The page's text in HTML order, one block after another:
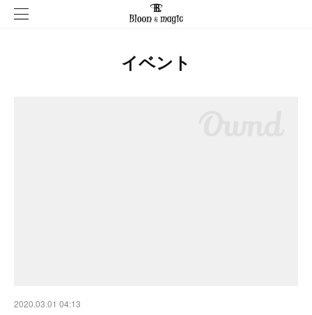
イベント
2020.03.01 04:13